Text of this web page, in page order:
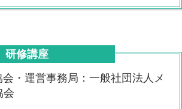
研修講座
・運営事務局：一般社団法人メ
会